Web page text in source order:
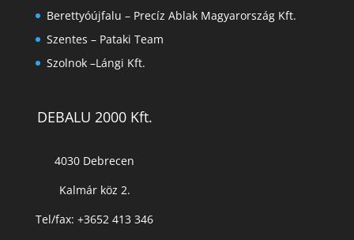
Berettyóújfalu – Precíz Ablak Magyarország Kft.
Szentes – Pataki Team
Szolnok –Lángi Kft.
DEBALU 2000 Kft.
4030 Debrecen
Kalmár köz 2.
Tel/fax: +3652 413 346